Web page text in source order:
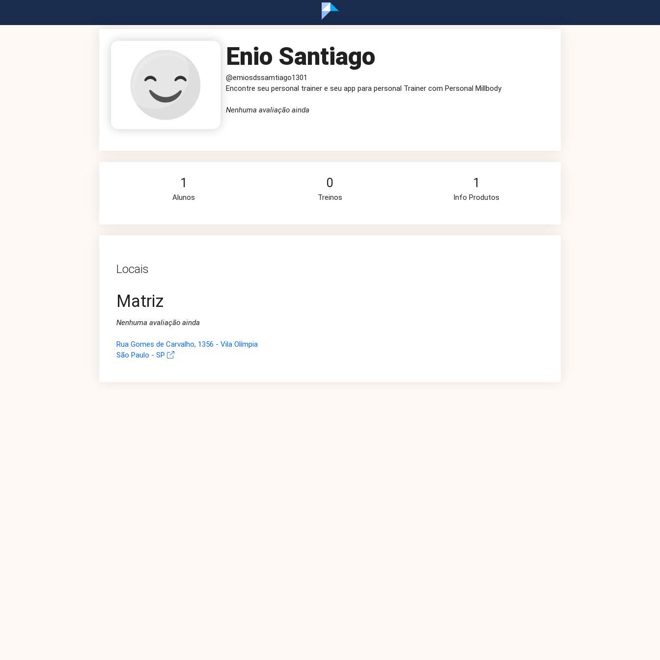
Enio Santiago
@emiosdssamtiago1301
Encontre seu personal trainer e seu app para personal Trainer com Personal Millbody
Nenhuma avaliação ainda
1
Alunos
0
Treinos
1
Info Produtos
Locais
Matriz
Nenhuma avaliação ainda
Rua Gomes de Carvalho, 1356 - Vila Olímpia
São Paulo - SP